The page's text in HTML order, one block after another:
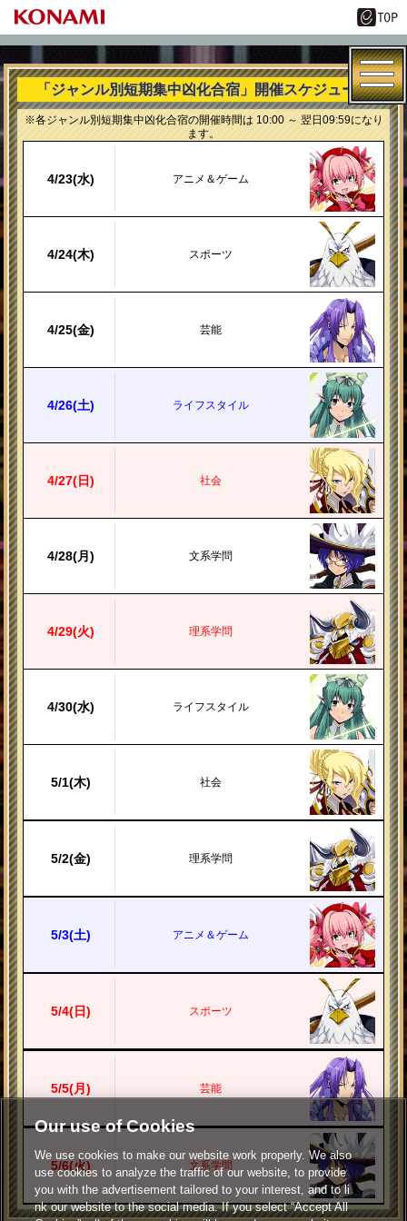
「ジャンル別短期集中凶化合宿」開催スケジュール
※各ジャンル別短期集中凶化合宿の開催時間は 10:00 ～ 翌日09:59になり
ます。
4/23(水) アニメ＆ゲーム
4/24(木) スポーツ
4/25(金) 芸能
4/26(土) ライフスタイル
4/27(日) 社会
4/28(月) 文系学問
4/29(火) 理系学問
4/30(水) ライフスタイル
5/1(木) 社会
5/2(金) 理系学問
5/3(土) アニメ＆ゲーム
5/4(日) スポーツ
5/5(月) 芸能
5/6(火) 文系学問
Our use of Cookies
We use cookies to make our website work properly. We also
use cookies to analyze the traffic of our website, to provide
you with the advertisement tailored to your interest, and to li
nk our website to the social media. If you select “Accept All